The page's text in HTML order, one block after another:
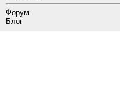
Форум
Блог